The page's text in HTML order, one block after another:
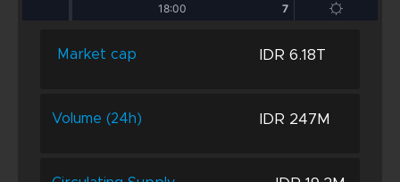
Market cap IDR 6.18T
Volume (24h) IDR 247M